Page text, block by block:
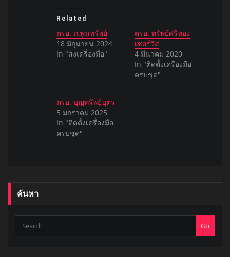
Related
ตรอ. ภ.พูนทรัพย์
18 มิถุนายน 2024
In "ส่งเครื่องมือ"
ตรอ. ทรัพย์ศรีทอง
เซอร์วิส
4 มีนาคม 2020
In "ติดตั้งเครื่องมือ
ครบชุด"
ตรอ. บุญทรัพย์บุตร
5 มกราคม 2025
In "ติดตั้งเครื่องมือ
ครบชุด"
ค้นหา
Go